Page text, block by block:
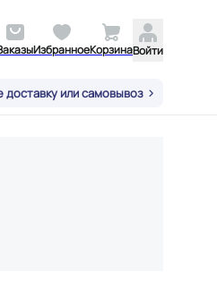
ИзбранноеКорзинаВойти
доставку или самовывоз